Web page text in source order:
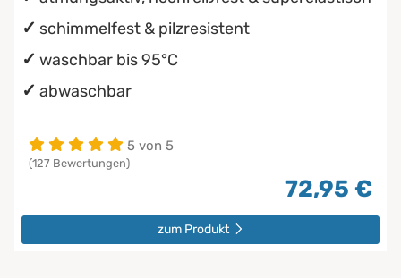
schimmelfest & pilzresistent
waschbar bis 95°C
abwaschbar
5 von 5
(127 Bewertungen)
72,95 €
zum Produkt